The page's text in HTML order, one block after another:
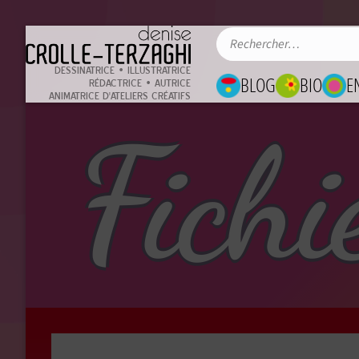
DESSINATRICE • ILLUSTRATRICE
RÉDACTRICE • AUTRICE
ANIMATRICE D'ATELIERS CRÉATIFS
BLOG BIO